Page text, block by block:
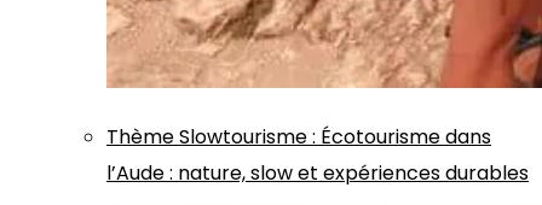
ThèmeSlowtourisme: Écotourisme dans
l’Aude : nature, slow et expériences durables